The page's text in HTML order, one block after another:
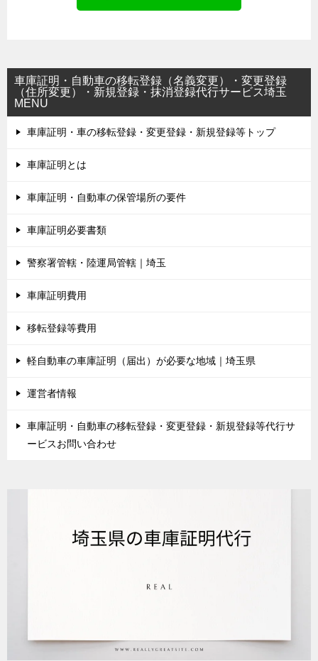
車庫証明・自動車の移転登録（名義変更）・変更登録
（住所変更）・新規登録・抹消登録代行サービス埼玉
MENU
車庫証明・車の移転登録・変更登録・新規登録等トップ
車庫証明とは
車庫証明・自動車の保管場所の要件
車庫証明必要書類
警察署管轄・陸運局管轄｜埼玉
車庫証明費用
移転登録等費用
軽自動車の車庫証明（届出）が必要な地域｜埼玉県
運営者情報
車庫証明・自動車の移転登録・変更登録・新規登録等代行サ
ービスお問い合わせ